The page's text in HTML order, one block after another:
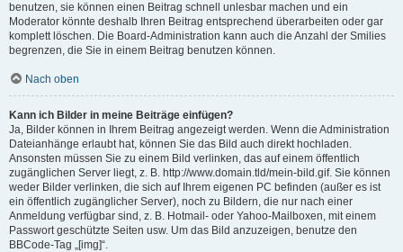
benutzen, sie können einen Beitrag schnell unlesbar machen und ein
Moderator könnte deshalb Ihren Beitrag entsprechend überarbeiten oder gar
komplett löschen. Die Board-Administration kann auch die Anzahl der Smilies
begrenzen, die Sie in einem Beitrag benutzen können.
Nach oben
Kann ich Bilder in meine Beiträge einfügen?
Ja, Bilder können in Ihrem Beitrag angezeigt werden. Wenn die Administration
Dateianhänge erlaubt hat, können Sie das Bild auch direkt hochladen.
Ansonsten müssen Sie zu einem Bild verlinken, das auf einem öffentlich
zugänglichen Server liegt, z. B. http://www.domain.tld/mein-bild.gif. Sie können
weder Bilder verlinken, die sich auf Ihrem eigenen PC befinden (außer es ist
ein öffentlich zugänglicher Server), noch zu Bildern, die nur nach einer
Anmeldung verfügbar sind, z. B. Hotmail- oder Yahoo-Mailboxen, mit einem
Passwort geschützte Seiten usw. Um das Bild anzuzeigen, benutze den
BBCode-Tag „[img]“.